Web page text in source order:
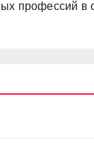
профессий в